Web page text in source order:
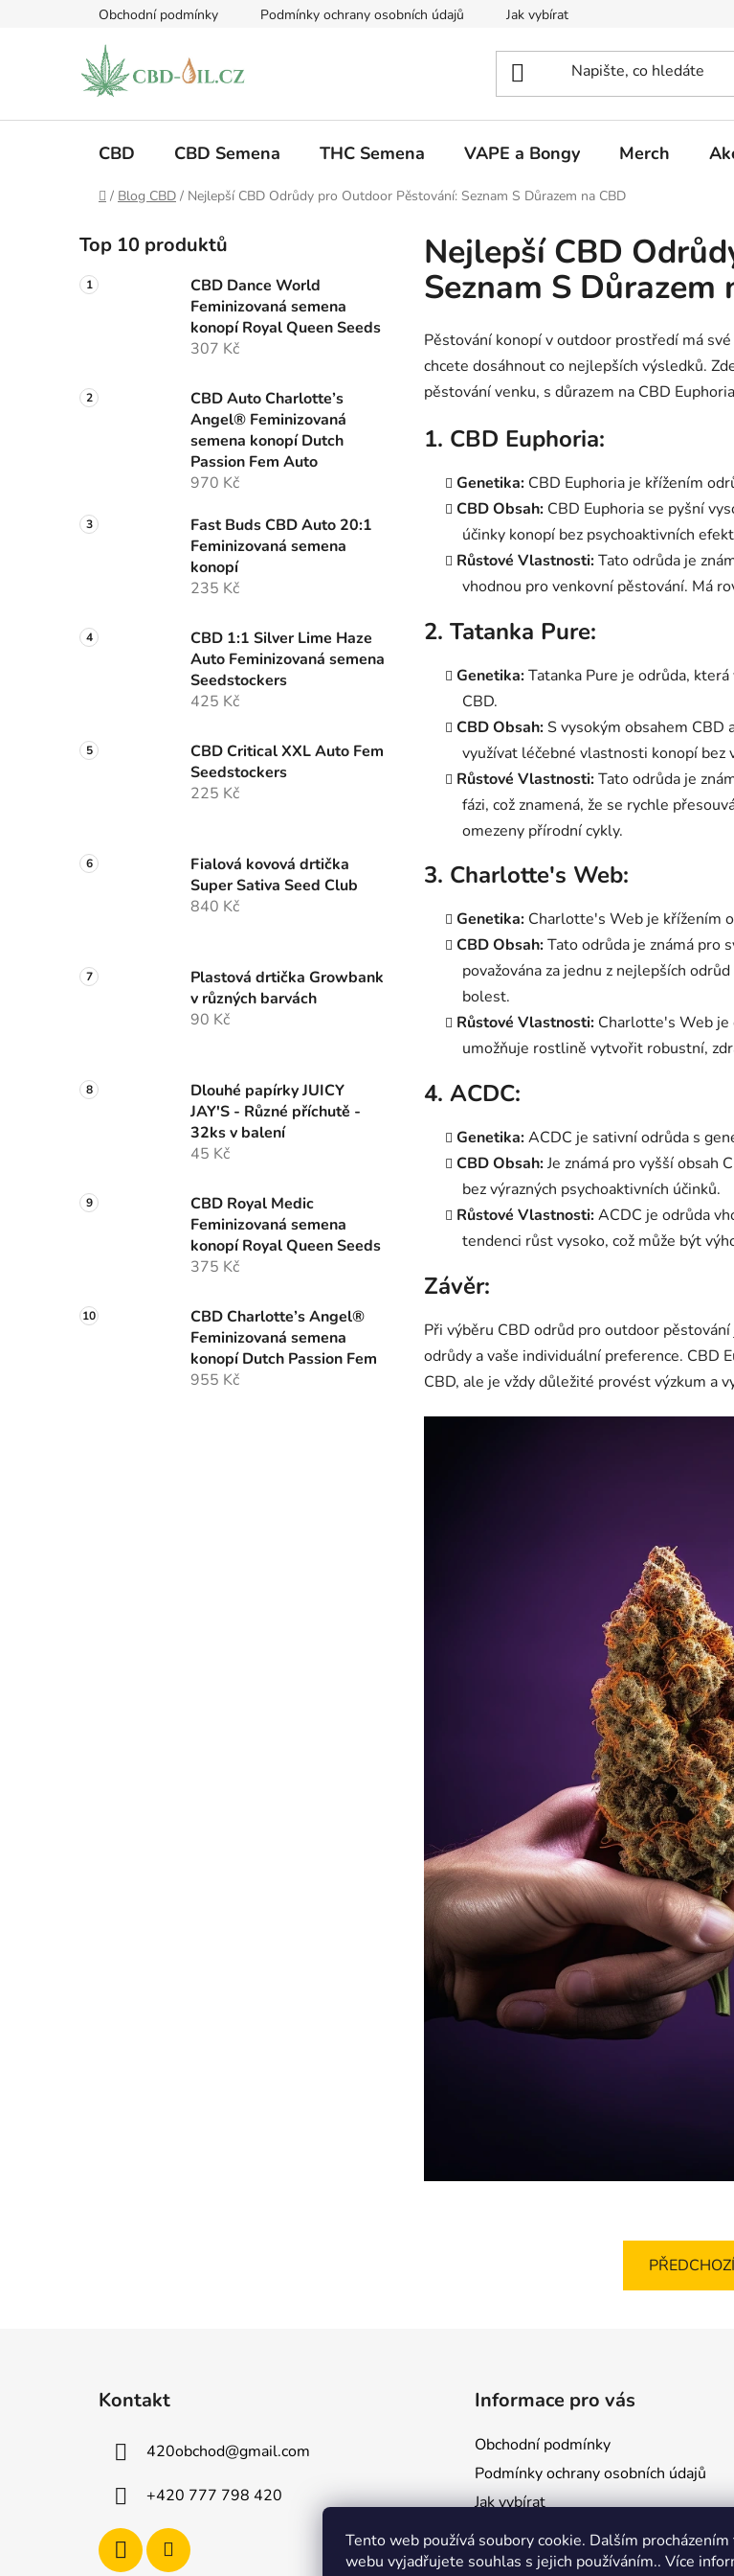
Tento web používá soubory cookie. Dalším
webu vyjadřujete souhlas s jejich používáním.. Více
Obchodní podmínky Podmínky ochrany osobních údajů Jak vybírat
CBD CBD Semena THC Semena VAPE a Bongy Merch
Domů
/ Blog CBD / Nejlepší CBD Odrůdy pro Outdoor Pěstování: Seznam S Důrazem na CBD
o
s
t
n
e
Top 10 produktů
CBD Dance World
Feminizovaná semena
konopí Royal Queen Seeds
307 Kč
CBD Auto Charlotte’s
Angel® Feminizovaná
semena konopí Dutch
Passion Fem Auto
970 Kč
Fast Buds CBD Auto 20:1
Feminizovaná semena
konopí
235 Kč
CBD 1:1 Silver Lime Haze
Auto Feminizovaná semena
Seedstockers
425 Kč
CBD Critical XXL Auto Fem
Seedstockers
225 Kč
Fialová kovová drtička
Super Sativa Seed Club
840 Kč
Plastová drtička Growbank
v různých barvách
90 Kč
Dlouhé papírky JUICY
JAY'S - Různé příchutě -
32ks v balení
45 Kč
CBD Royal Medic
Feminizovaná semena
konopí Royal Queen Seeds
375 Kč
CBD Charlotte’s Angel®
Feminizovaná semena
konopí Dutch Passion Fem
955 Kč
Nejlepší CBD
Seznam S Důrazem
Pěstování konopí v outdoor prostředí má
chcete dosáhnout co nejlepších výsledků.
pěstování venku, s důrazem na CBD
1. CBD Euphoria:
Genetika: CBD Euphoria je křížením
CBD Obsah: CBD Euphoria se pyšní
účinky konopí bez psychoaktivních
Růstové Vlastnosti:Tato odrůda je
vhodnou pro venkovní pěstování. Má
2. Tatanka Pure:
Genetika:Tatanka Pure je odrůda,
CBD.
CBD Obsah:S vysokým obsahem CBD
využívat léčebné vlastnosti konopí bez
Růstové Vlastnosti:Tato odrůda je
fázi, což znamená, že se rychle
omezeny přírodní cykly.
3. Charlotte's Web:
Genetika: Charlotte's Web je křížením
CBD Obsah:Tato odrůda je známá pro
považována za jednu z nejlepších
bolest.
Růstové Vlastnosti: Charlotte's Web je
umožňuje rostlině vytvořit robustní,
4. ACDC:
Genetika:ACDC je sativní odrůda s
CBD Obsah:Je známá pro vyšší obsah
bez výrazných psychoaktivních účinků.
Růstové Vlastnosti:ACDC je odrůda
tendenci růst vysoko, což může být
Závěr:
Při výběru CBD odrůd pro outdoor
odrůdy a vaše individuální preference. CBD
CBD, ale je vždy důležité provést výzkum a
Kontakt
420obchod@gmail.com
+420 777 798 420
Informace pro vás
Obchodní podmínky
Podmínky ochrany osobních údajů
Jak vybírat